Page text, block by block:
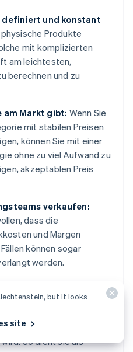
und konstant
Produkte
mit komplizierten
am leichtesten,
berechnen und zu
am Markt gibt: Wenn Sie
mit stabilen Preisen
können Sie mit einer
ohne zu viel Aufwand zu
akzeptablen Preis
verkaufen:
dass die
und Margen
können sogar
werden.
kombinieren:
lässt sich noch
sie mit
oder Wettbewerber-
So dient sie als
but it looks
site